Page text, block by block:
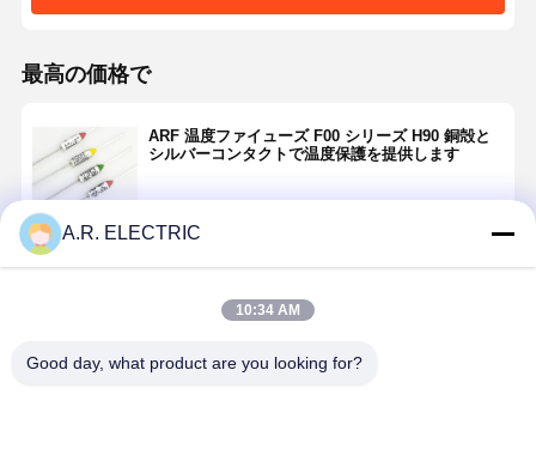
最高の価格で
ARF 温度ファイューズ F00 シリーズ H90 銅殻と
シルバーコンタクトで温度保護を提供します
A.R. ELECTRIC
10:34 AM
Good day, what product are you looking for?